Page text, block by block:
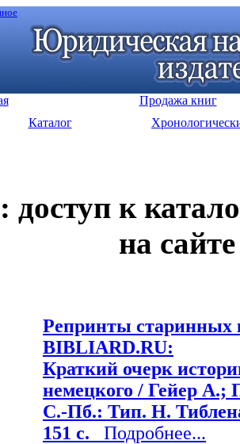
Продажа книг
Каталог
доступ к
на
Репринты старинных
BIBLIARD.RU:
Краткий очерк
немецкого / Гейер А.;
С.-Пб.: Тип. Н.
151 с. Подробнее...